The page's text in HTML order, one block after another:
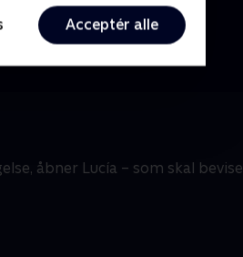
Acceptér alle
De bedste år
• 2 sæsoner
åbner Lucía – som skal bevise